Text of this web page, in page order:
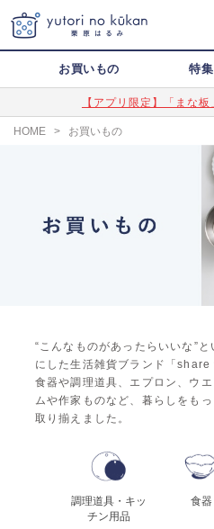
お買いもの 特集
【アプリ限定】「まな
HOME > お買いもの
“こんなものがあったらいいな”
にした生活雑貨ブランド「
食器や調理道具、エプロン、ウ
ムや作家ものなど、暮らしをも
取り揃えました。
調理道具・キッ
チン用品
食器